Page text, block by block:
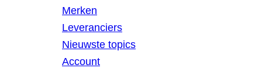
Merken
Leveranciers
Nieuwste topics
Account